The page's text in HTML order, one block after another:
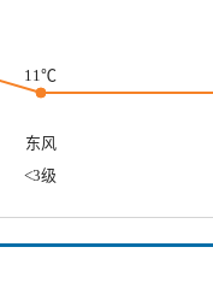
11℃
东风
<3级